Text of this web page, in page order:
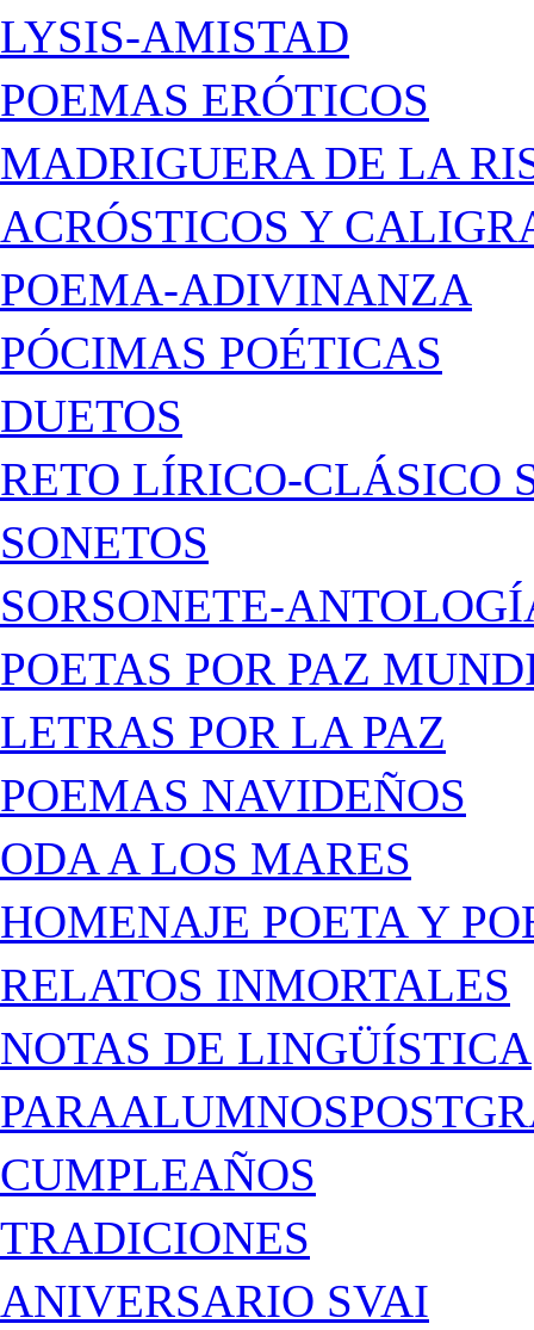
LYSIS-AMISTAD
POEMAS ERÓTICOS
MADRIGUERA DE LA
ACRÓSTICOS Y
POEMA-ADIVINANZA
PÓCIMAS POÉTICAS
DUETOS
RETO LÍRICO-CLÁSICO
SONETOS
SORSONETE-
POETAS POR PAZ
LETRAS POR LA PAZ
POEMAS NAVIDEÑOS
ODA A LOS MARES
HOMENAJE POETA Y
RELATOS INMORTALES
NOTAS DE LINGÜÍSTICA
CUMPLEAÑOS
TRADICIONES
ANIVERSARIO SVAI